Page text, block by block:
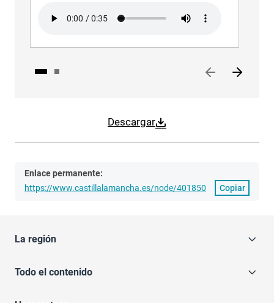
Descargar
Enlace permanente:
https://www.castillalamancha.es/node/401850
Copiar
La región
Todo el contenido